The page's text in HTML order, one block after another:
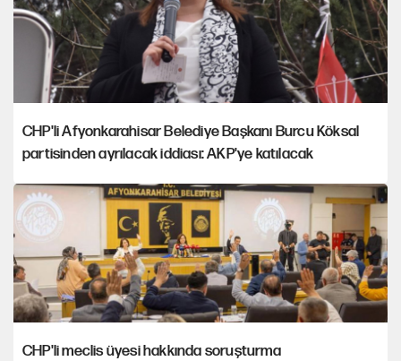
CHP'li Afyonkarahisar Belediye Başkanı Burcu Köksal
partisinden ayrılacak iddiası: AKP'ye katılacak
CHP'li meclis üyesi hakkında soruşturma